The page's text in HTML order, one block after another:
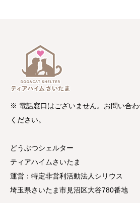
※ 電話窓口はございません。お問い合
ください。
どうぶつシェルター
ティアハイムさいたま
運営：特定非営利活動法人シリウス
埼玉県さいたま市見沼区大谷780番地